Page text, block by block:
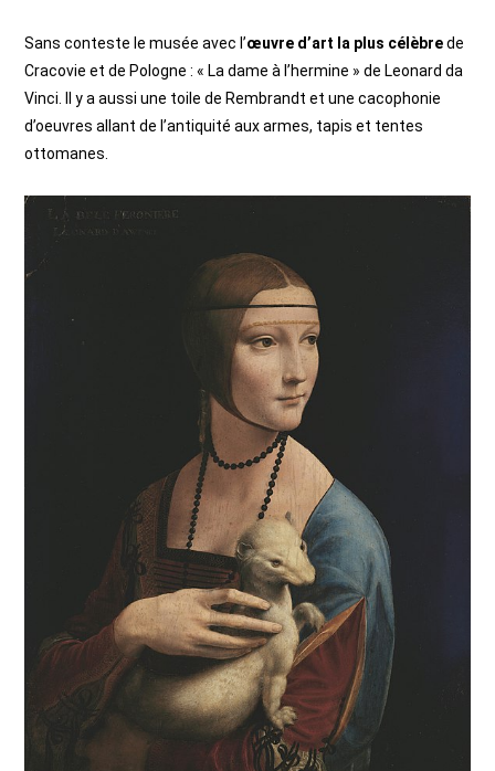
Sans conteste le musée avec l’œuvre d’art la plus célèbrede
Cracovie et de Pologne : « La dame à l’hermine » de Leonard da
Vinci. Il y a aussi une toile de Rembrandt et une cacophonie
d’oeuvres allant de l’antiquité aux armes, tapis et tentes
ottomanes.